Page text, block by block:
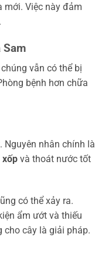
mới. Việc này đảm
Sam
vẫn có thể bị
bệnh hơn chữa
Nguyên nhân chính là
xốp và thoát nước tốt
có thể xảy ra.
ẩm ướt và thiếu
cho cây là giải pháp.